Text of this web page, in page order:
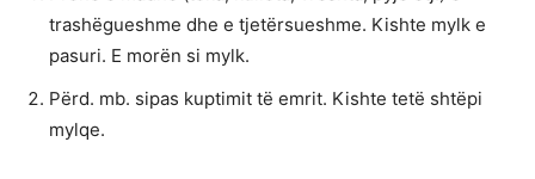
trashëgueshme dhe e tjetërsueshme. Kishte mylk e
pasuri. E morën si mylk.
Përd. mb. sipas kuptimit të emrit. Kishte tetë shtëpi
mylqe.